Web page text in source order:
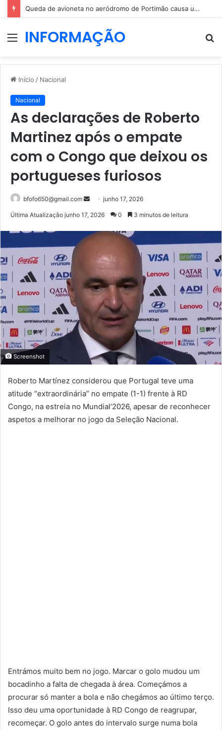
Queda de avioneta no aeródromo de Portimão causa um morto
MenuINFORMAÇÃO
Início / Nacional
Nacional
As declarações de Roberto
Martinez após o empate
com o Congo que deixou os
portugueses furiosos
bfofo650@gmail.com
Mande
mail
junho 17, 2026
Última Atualização junho 17, 2026 0 3 minutos de leitura
Screenshot
Roberto Martínez considerou que Portugal teve uma
atitude “extraordinária” no empate (1-1) frente à RD
Congo, na estreia no Mundial’2026, apesar de reconhecer
aspetos a melhorar no jogo da Seleção Nacional.
Entrámos muito bem no jogo. Marcar o golo mudou um
bocadinho a falta de chegada à área. Começámos a
procurar só manter a bola e não chegámos ao último terço.
Isso deu uma oportunidade à RD Congo de reagrupar,
recomeçar. O golo antes do intervalo surge numa bola